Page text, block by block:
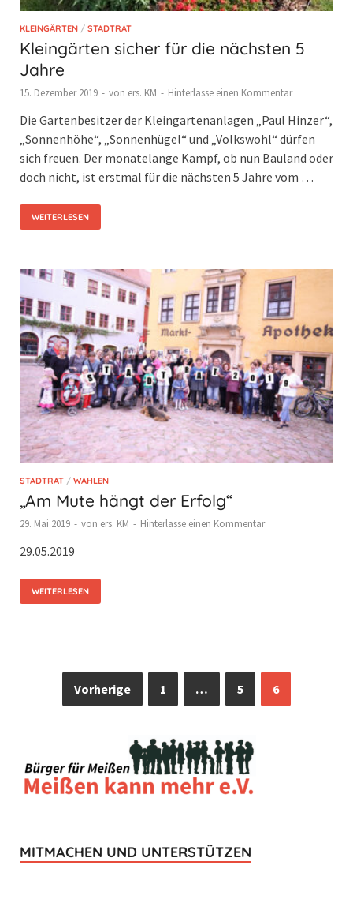
KLEINGÄRTEN / STADTRAT
Kleingärten sicher für die nächsten 5
Jahre
15. Dezember 2019 - von ers. KM - Hinterlasse einen Kommentar
Die Gartenbesitzer der Kleingartenanlagen „Paul Hinzer“,
„Sonnenhöhe“, „Sonnenhügel“ und „Volkswohl“ dürfen
sich freuen. Der monatelange Kampf, ob nun Bauland oder
doch nicht, ist erstmal für die nächsten 5 Jahre vom …
WEITERLESEN
STADTRAT / WAHLEN
„Am Mute hängt der Erfolg“
29. Mai 2019 - von ers. KM - Hinterlasse einen Kommentar
29.05.2019
WEITERLESEN
Vorherige 1 … 5 6
MITMACHEN UND UNTERSTÜTZEN